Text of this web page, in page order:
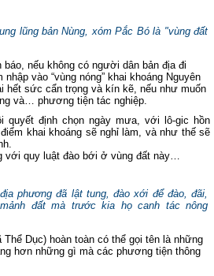
lũng bản Nùng, xóm Pắc Bó là "vùng đất
nếu không có người dân bản địa đi
vào “vùng nóng” khai khoáng Nguyên
hết sức cẩn trọng và kín kẽ, nếu như muốn
và… phương tiện tác nghiệp.
quyết định chọn ngày mưa, với lô-gic hồn
khai khoáng sẽ nghỉ làm, và như thế sẽ
với quy luật đào bới ở vùng đất này…
phương đã lật tung, đào xới để đào, đãi,
đất mà trước kia họ canh tác nông
Thể Dục) hoàn toàn có thể gọi tên là những
hơn những gì mà các phương tiện thông